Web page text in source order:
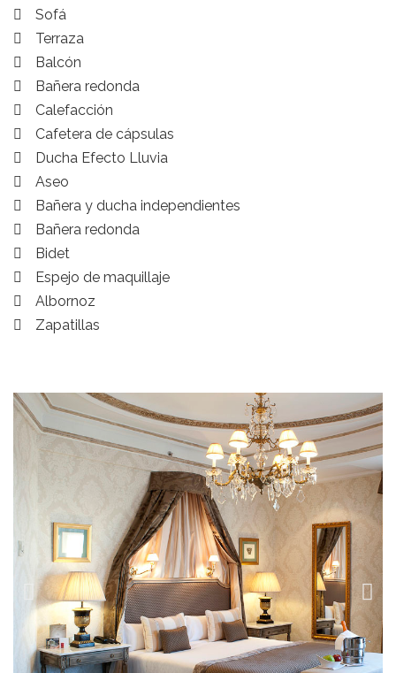
Sofá
Terraza
Balcón
Bañera redonda
Calefacción
Cafetera de cápsulas
Ducha Efecto Lluvia
Aseo
Bañera y ducha independientes
Bañera redonda
Bidet
Espejo de maquillaje
Albornoz
Zapatillas